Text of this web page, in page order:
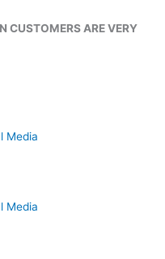
CUSTOMERS ARE VERY
Media
Media